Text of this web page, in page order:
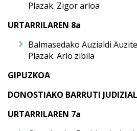
Plazak. Zigor arloa
URTARRILAREN 8a
Balmasedako Auzialdi
Plazak. Arlo zibila
GIPUZKOA
DONOSTIAKO BARRUTI
URTARRILAREN 7a